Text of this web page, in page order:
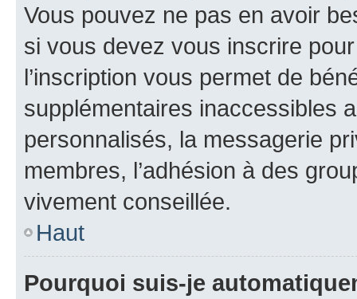
Vous pouvez ne pas en avoir
si vous devez vous inscrire
l’inscription vous permet de
supplémentaires inaccessibles
personnalisés, la messagerie
membres, l’adhésion à des
vivement conseillée.
Haut
Pourquoi suis-je